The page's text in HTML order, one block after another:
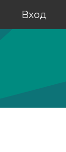
Вход